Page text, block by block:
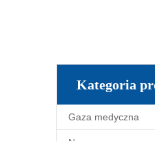
Kategoria
Gaza medyczna